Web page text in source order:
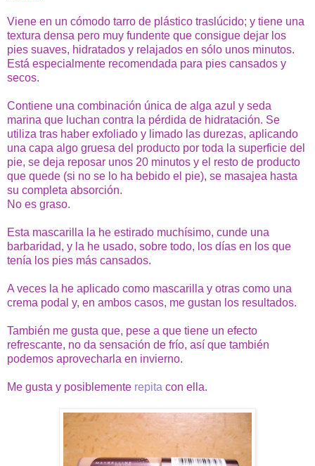
Viene en un cómodo tarro de plástico traslúcido; y tiene una
textura densa pero muy fundente que consigue dejar los
pies suaves, hidratados y relajados en sólo unos minutos.
Está especialmente recomendada para pies cansados y
secos.
Contiene una combinación única de alga azul y seda
marina que luchan contra la pérdida de hidratación. Se
utiliza tras haber exfoliado y limado las durezas, aplicando
una capa algo gruesa del producto por toda la superficie del
pie, se deja reposar unos 20 minutos y el resto de producto
que quede (si no se lo ha bebido el pie), se masajea hasta
su completa absorción.
No es graso.
Esta mascarilla la he estirado muchísimo, cunde una
barbaridad, y la he usado, sobre todo, los días en los que
tenía los pies más cansados.
A veces la he aplicado como mascarilla y otras como una
crema podal y, en ambos casos, me gustan los resultados.
También me gusta que, pese a que tiene un efecto
refrescante, no da sensación de frío, así que también
podemos aprovecharla en invierno.
Me gusta y posiblemente repita con ella.